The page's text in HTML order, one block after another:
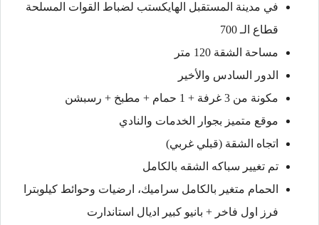
في مدينة المستقبل الهايكستب لضباط القوات المسلحة
قطاع الـ 700
مساحة الشقة 120 متر
الدور السادس والأخير
مكونة من 3 غرفة + 1 حمام + مطبخ + رسبشن
موقع متميز بجوار الخدمات والنادي
اتجاه الشقة (قبلي غربي)
تم تغيير سباكه الشقه بالكامل
الحمام متغير بالكامل سراميك، ارضيات وحوائط كيلوبترا
فرز اول فاخر + بانيو كبير اديال استاندارت